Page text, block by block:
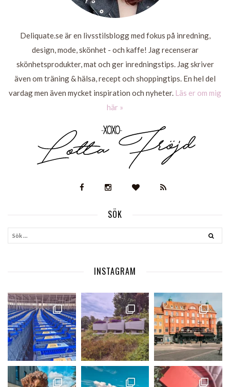
Deliquate.se är en livsstilsblogg med fokus på inredning,
design, mode, skönhet - och kaffe! Jag recenserar
skönhetsprodukter, mat och ger inredningstips. Jag skriver
även om träning & hälsa, recept och shoppingtips. En hel del
vardag men även mycket inspiration och nyheter. Läs er om mig
här »
SÖK
INSTAGRAM